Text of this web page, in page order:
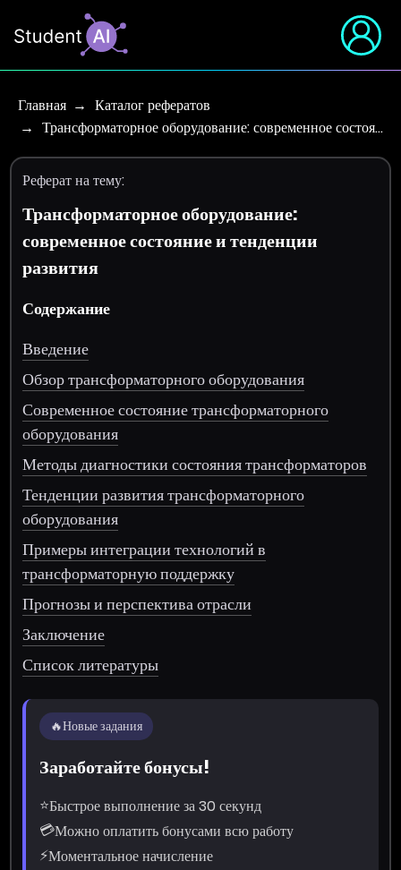
Главная
Каталог рефератов
Трансформаторное оборудование: современное состоя…
Реферат на тему:
Трансформаторное оборудование:
современное состояние и тенденции
развития
Содержание
Введение
Обзор трансформаторного оборудования
Современное состояние трансформаторного
оборудования
Методы диагностики состояния трансформаторов
Тенденции развития трансформаторного
оборудования
Примеры интеграции технологий в
трансформаторную поддержку
Прогнозы и перспектива отрасли
Заключение
Список литературы
🔥Новые задания
Заработайте бонусы!
⭐Быстрое выполнение за 30 секунд
💳Можно оплатить бонусами всю работу
⚡Моментальное начисление